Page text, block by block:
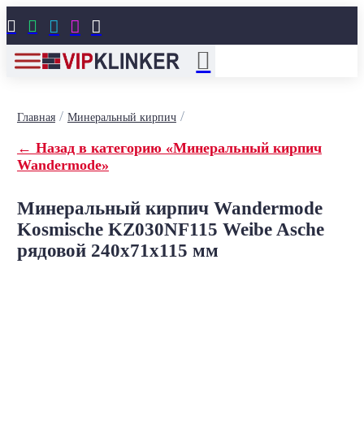
    
Главная/ Минеральный кирпич/
← Назад в категорию «Минеральный кирпич
Wandermode»
Минеральный кирпич Wandermode
Kosmische KZ030NF115 Weibe Asche
рядовой 240x71x115 мм